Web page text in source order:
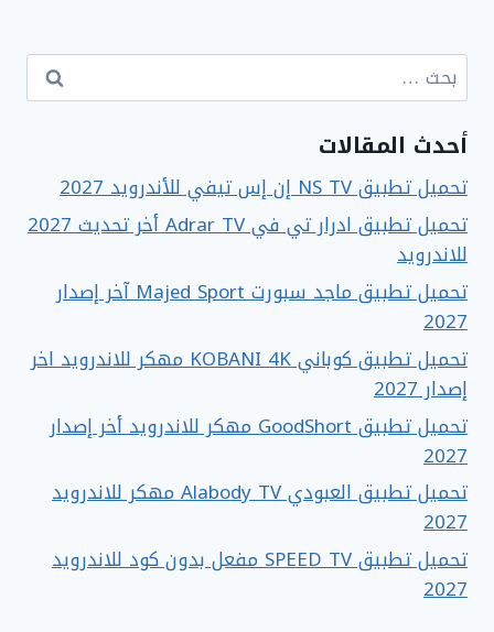
البحث
عن:
أحدث المقالات
تحميل تطبيق NS TV إن إس تيفي للأندرويد 2027
تحميل تطبيق ادرار تي في Adrar TV أخر تحديث 2027
للاندرويد
تحميل تطبيق ماجد سبورت Majed Sport آخر إصدار
2027
تحميل تطبيق كوباني KOBANI 4K مهكر للاندرويد اخر
إصدار 2027
تحميل تطبيق GoodShort مهكر للاندرويد أخر إصدار
2027
تحميل تطبيق العبودي Alabody TV مهكر للاندرويد
2027
تحميل تطبيق SPEED TV مفعل بدون كود للاندرويد
2027